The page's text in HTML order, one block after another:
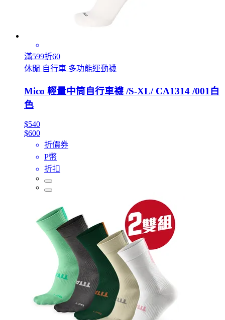
滿599折60
休閒 自行車 多功能運動襪
Mico 輕量中筒自行車襪 /S-XL/ CA1314 /001白
色
$540
$600
折價券
P幣
折扣